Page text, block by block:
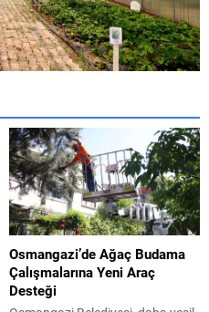
Osmangazi’de Ağaç Budama
Çalışmalarına Yeni Araç
Desteği